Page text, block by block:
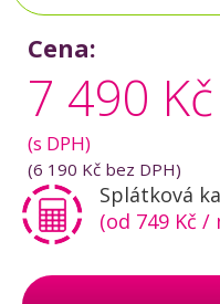
Cena:
7 490 Kč
(s DPH)
(6 190 Kč bez DPH)
Splátková
(od 749 Kč /